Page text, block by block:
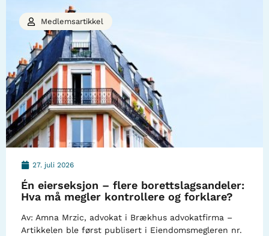
27. juli 2026
Én eierseksjon – flere borettslagsandeler:
Hva må megler kontrollere og forklare?
Av: Amna Mrzic, advokat i Brækhus advokatfirma –
Artikkelen ble først publisert i Eiendomsmegleren nr.
Medlemsartikkel